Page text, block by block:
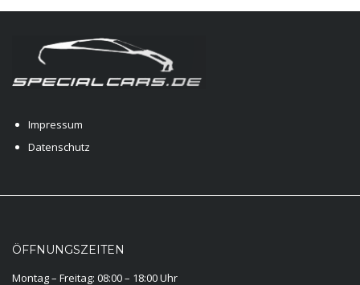
Impressum
Datenschutz
ÖFFNUNGSZEITEN
Montag – Freitag: 08:00 – 18:00 Uhr